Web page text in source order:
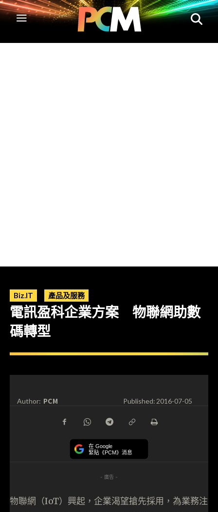
Biz.IT 產品及服務
電訊盈科企業方案 物聯網助數
碼轉型
Author: PCM Published:2016-07-05
在 Google
緊貼《PCM》消息
- 廣告 -
物聯網（IoT）興起，企業渴望搶先採用，為業務注